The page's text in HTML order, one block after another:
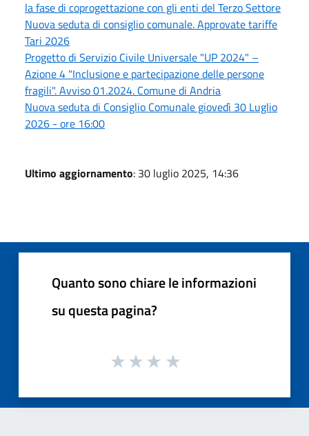
la fase di coprogettazione con gli enti del Terzo Settore
Nuova seduta di consiglio comunale. Approvate tariffe
Tari 2026
Progetto di Servizio Civile Universale "UP 2024" –
Azione 4 "Inclusione e partecipazione delle persone
fragili". Avviso 01.2024. Comune di Andria
Nuova seduta di Consiglio Comunale giovedì 30 Luglio
2026 - ore 16:00
Ultimo aggiornamento: 30 luglio 2025, 14:36
Quanto sono chiare le informazioni
su questa pagina?